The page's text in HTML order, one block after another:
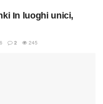
In luoghi unici,
2 245